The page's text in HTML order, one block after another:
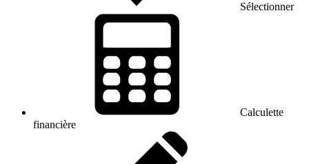
Sélectionner
Calculette
financière